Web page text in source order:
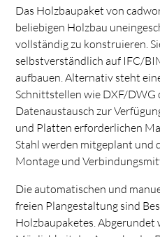
Das Holzbaupaket von
beliebigen Holzbau
vollständig zu konstruieren.
selbstverständlich auf IFC/
aufbauen. Alternativ steht
Schnittstellen wie DXF/DWG
Datenaustausch zur
und Platten erforderlichen
Stahl werden mitgeplant und
Montage und
Die automatischen und
freien Plangestaltung sind
Holzbaupaketes. Abgerundet